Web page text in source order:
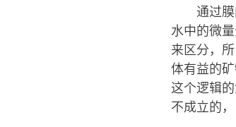
通过
水中的微
来区分，
体有益的
这个逻辑
不成立的